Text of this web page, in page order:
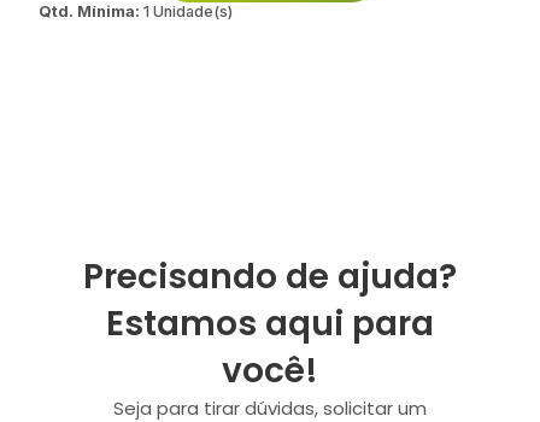
Qtd. Mínima: 1 Unidade(s)
Precisando de ajuda?
Estamos aqui para
você!
Seja para tirar dúvidas, solicitar um